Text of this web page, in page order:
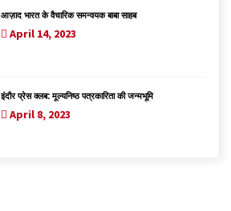
आज़ाद भारत के वैचारिक समन्वयक बाबा साहब
April 14, 2023
इंदौर प्रेस क्लब: मूल्यनिष्ठ पत्रकारिता की जन्मभूमि
April 8, 2023